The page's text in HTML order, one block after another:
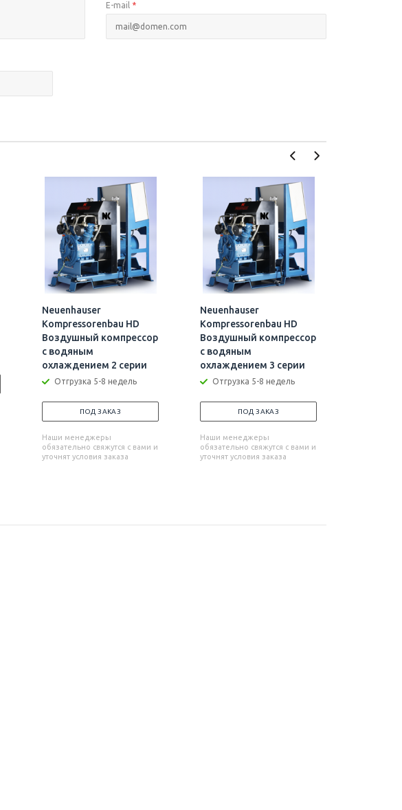
E-mail *
Neuenhauser
Kompressorenbau HD
Воздушный компрессор
с водяным
охлаждением 2 серии
Отгрузка 5-8 недель
ПОД ЗАКАЗ
Наши менеджеры
обязательно свяжутся с вами и
уточнят условия заказа
Neuenhauser
Kompressorenbau HD
Воздушный компрессор
с водяным
охлаждением 3 серии
Отгрузка 5-8 недель
ПОД ЗАКАЗ
Наши менеджеры
обязательно свяжутся с вами и
уточнят условия заказа